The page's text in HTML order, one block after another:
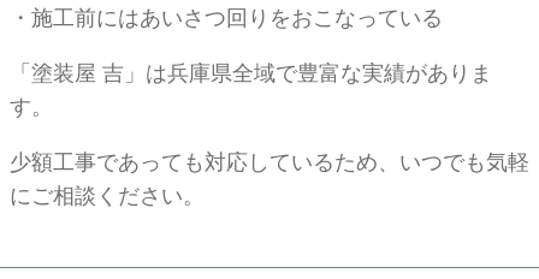
・施工前にはあいさつ回りをおこなっている
「塗装屋 吉」は兵庫県全域で豊富な実績がありま
す。
少額工事であっても対応しているため、いつでも気軽
にご相談ください。